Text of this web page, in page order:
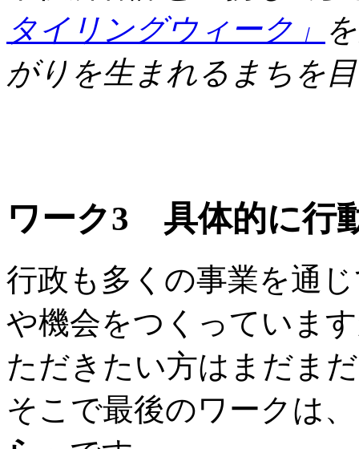
タイリングウィーク」
がりを生まれるまちを
ワーク3 具体的に行
行政も多くの事業を通
や機会をつくっていま
ただきたい方はまだま
そこで最後のワークは、